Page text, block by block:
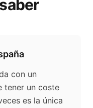
con un
tener un coste
es la única